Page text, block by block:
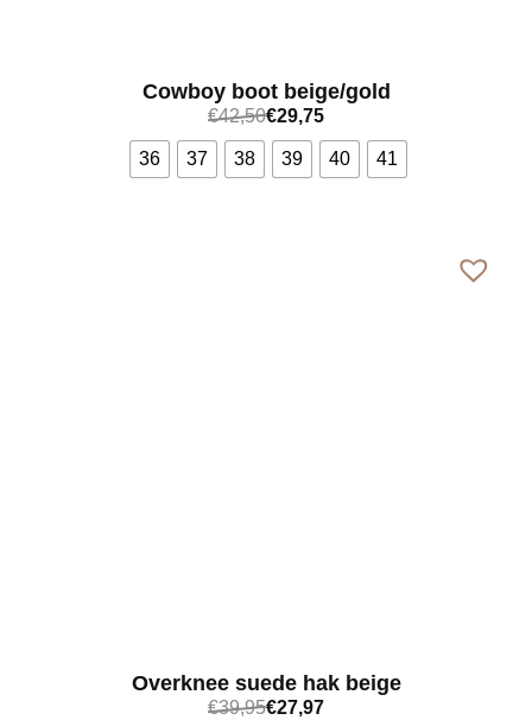
Cowboy boot beige/gold
€42,50€29,75
36 37 38 39 40 41
Overknee suede hak beige
€39,95€27,97